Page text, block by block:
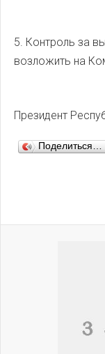
5. Контроль за
возложить на
Президент
Поделиться…